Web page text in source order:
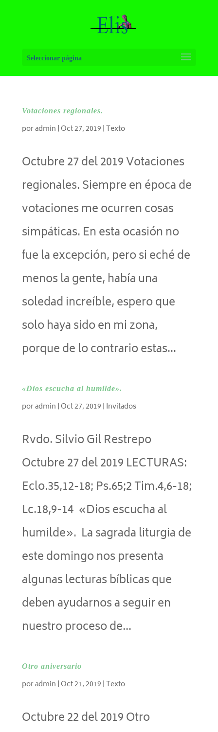
Seleccionar página
Votaciones regionales.
poradmin |Oct 27, 2019 |Texto
Octubre 27 del 2019 Votaciones
regionales. Siempre en época de
votaciones me ocurren cosas
simpáticas. En esta ocasión no
fue la excepción, pero si eché de
menos la gente, había una
soledad increíble, espero que
solo haya sido en mi zona,
porque de lo contrario estas...
«Dios escucha al humilde».
poradmin |Oct 27, 2019 | Invitados
Rvdo. Silvio Gil Restrepo
Octubre 27 del 2019 LECTURAS:
Eclo.35,12-18; Ps.65;2 Tim.4,6-18;
Lc.18,9-14 «Dios escucha al
humilde». La sagrada liturgia de
este domingo nos presenta
algunas lecturas bíblicas que
deben ayudarnos a seguir en
nuestro proceso de...
Otro aniversario
poradmin |Oct 21, 2019 |Texto
Octubre 22 del 2019 Otro